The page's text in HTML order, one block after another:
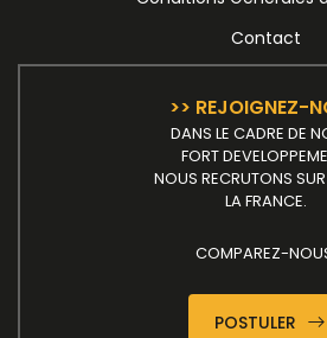
Contact
>> REJOIGNEZ-
DANS LE CADRE DE
FORT
NOUS RECRUTONS
LA FRANCE.
COMPAREZ-
POSTULER